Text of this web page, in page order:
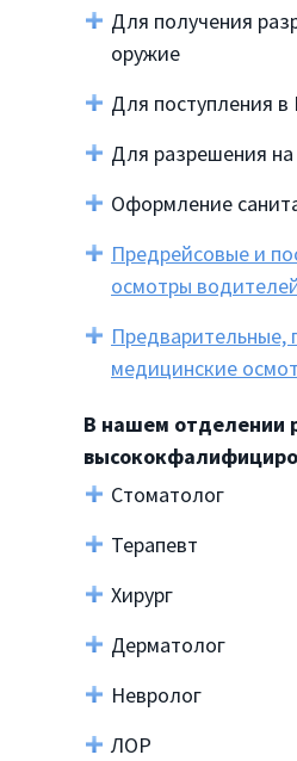
Для получения
оружие
Для поступления в
Для разрешения
Оформление
Предрейсовые и
осмотры
Предварительные,
медицинские
В нашем отделении
Стоматолог
Терапевт
Хирург
Дерматолог
Невролог
ЛОР